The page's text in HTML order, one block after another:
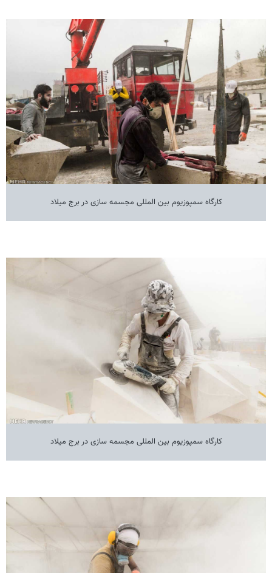
کارگاه سمپوزیوم بین المللی مجسمه سازی در برج میلاد
کارگاه سمپوزیوم بین المللی مجسمه سازی در برج میلاد